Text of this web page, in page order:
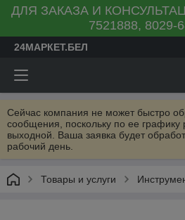
ДЛЯ ЗАКАЗА И
7521888, 8029-
24МАРКЕТ.БЕЛ
Сейчас компания не может быстро
сообщения, поскольку по ее графику
выходной. Ваша заявка будет
рабочий день.
Товары и услуги